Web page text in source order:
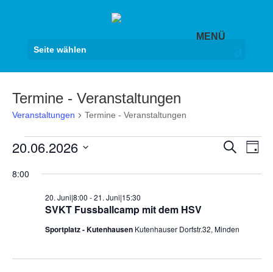
Seite wählen
Termine - Veranstaltungen
Veranstaltungen Termine - Veranstaltungen
Veranstaltungen
20.
2026
und
Suche
Tag
20.06.2026
8:00
SVKT Fussballcamp mit dem HSV
20. Juni|8:00 -21. Juni|15:30
Sportplatz - Kutenhausen Kutenhauser Dorfstr.32, Minden